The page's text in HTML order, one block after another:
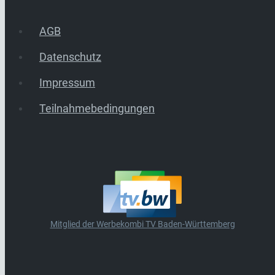
AGB
Datenschutz
Impressum
Teilnahmebedingungen
Mitglied der Werbekombi TV Baden-Württemberg